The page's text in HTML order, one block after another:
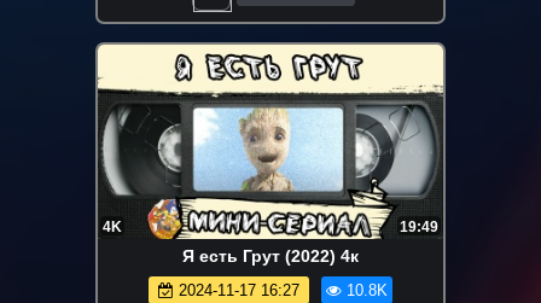
4K 19:49
Я есть Грут (2022) 4к
2024-11-17 16:27 10.8K